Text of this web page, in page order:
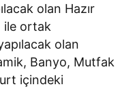
olan Hazır
ile ortak
olan
Banyo, Mutfak
içindeki